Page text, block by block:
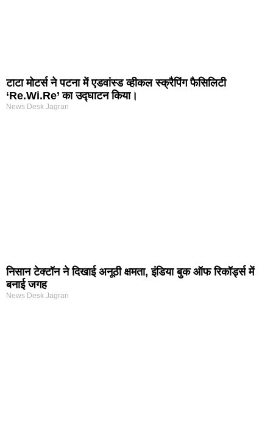
टाटा मोटर्स ने पटना में एडवांस्ड व्हीकल स्क्रैपिंग फैसिलिटी
‘Re.Wi.Re’ का उद्घाटन किया।
News Desk Jagran
निसान टेक्टॉन ने दिखाई अनूठी क्षमता, इंडिया बुक ऑफ रिकॉर्ड्स में
बनाई जगह
News Desk Jagran